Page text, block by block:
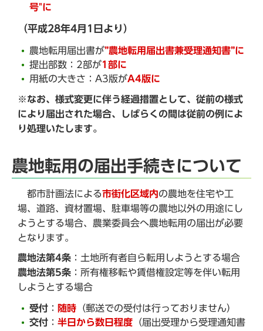
号"に
（平成28年4月1日より）
農地転用届出書が”農地転用届出書兼受理通知書”に
提出部数：2部が1部に
用紙の大きさ：A3版がA4版に
※なお、様式変更に伴う経過措置として、従前の様式
により届出された場合、しばらくの間は従前の例によ
り処理いたします。
農地転用の届出手続きについて
都市計画法による市街化区域内の農地を住宅や工
場、道路、資材置場、駐車場等の農地以外の用途にし
ようとする場合、農業委員会へ農地転用の届出が必要
となります。
農地法第4条 ：土地所有者自ら転用しようとする場合
農地法第5条 ：所有権移転や賃借権設定等を伴い転用
しようとする場合
受付 ： 随時 （郵送での受付は行っておりません）
交付 ： 半日から数日程度 （届出受理から受理通知書